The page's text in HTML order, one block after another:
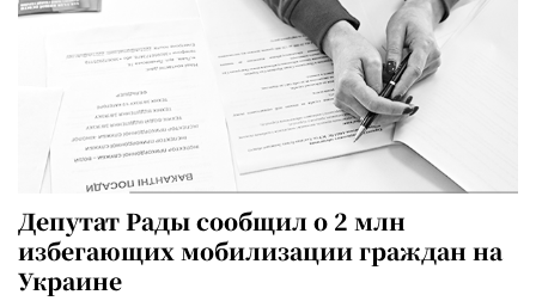
Депутат Рады сообщил о 2 млн
избегающих мобилизации граждан на
Украине